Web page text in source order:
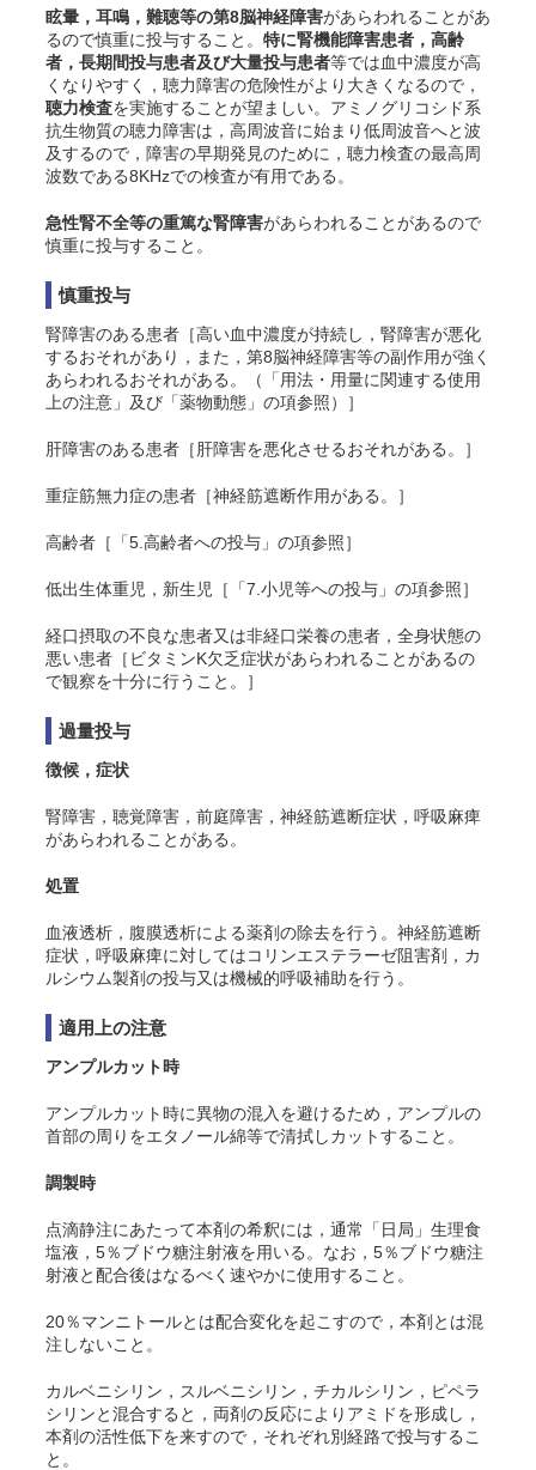
眩暈，耳鳴，難聴等の第8脳神経障害があらわれることがあ
るので慎重に投与すること。 特に腎機能障害患者，高齢
者，長期間投与患者及び大量投与患者等では血中濃度が高
くなりやすく，聴力障害の危険性がより大きくなるので，
聴力検査を実施することが望ましい。アミノグリコシド系
抗生物質の聴力障害は，高周波音に始まり低周波音へと波
及するので，障害の早期発見のために，聴力検査の最高周
波数である8KHzでの検査が有用である。
急性腎不全等の重篤な腎障害があらわれることがあるので
慎重に投与すること。
慎重投与
腎障害のある患者［高い血中濃度が持続し，腎障害が悪化
するおそれがあり，また，第8脳神経障害等の副作用が強く
あらわれるおそれがある。（「用法・用量に関連する使用
上の注意」及び「薬物動態」の項参照）］
肝障害のある患者［肝障害を悪化させるおそれがある。］
重症筋無力症の患者［神経筋遮断作用がある。］
高齢者［「5.高齢者への投与」の項参照］
低出生体重児，新生児［「7.小児等への投与」の項参照］
経口摂取の不良な患者又は非経口栄養の患者，全身状態の
悪い患者［ビタミンK欠乏症状があらわれることがあるの
で観察を十分に行うこと。］
過量投与
徴候，症状
腎障害，聴覚障害，前庭障害，神経筋遮断症状，呼吸麻痺
があらわれることがある。
処置
血液透析，腹膜透析による薬剤の除去を行う。神経筋遮断
症状，呼吸麻痺に対してはコリンエステラーゼ阻害剤，カ
ルシウム製剤の投与又は機械的呼吸補助を行う。
適用上の注意
アンプルカット時
アンプルカット時に異物の混入を避けるため，アンプルの
首部の周りをエタノール綿等で清拭しカットすること。
調製時
点滴静注にあたって本剤の希釈には，通常「日局」生理食
塩液，5％ブドウ糖注射液を用いる。なお，5％ブドウ糖注
射液と配合後はなるべく速やかに使用すること。
20％マンニトールとは配合変化を起こすので，本剤とは混
注しないこと。
カルベニシリン，スルベニシリン，チカルシリン，ピペラ
シリンと混合すると，両剤の反応によりアミドを形成し，
本剤の活性低下を来すので，それぞれ別経路で投与するこ
と。